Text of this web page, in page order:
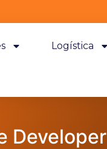
Logística